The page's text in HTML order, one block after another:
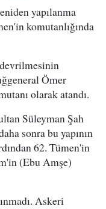
yapılanma
komutanlığında
Ömer
olarak atandı.
Süleyman Şah
sonra bu yapının
62. Tümen'in
(Ebu Amşe)
Askeri